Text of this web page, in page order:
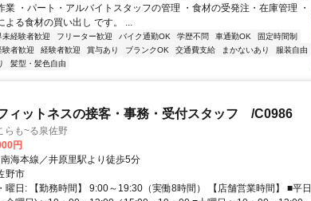
業 ・パート・アルバイトスタッフの管理 ・食材の受発注・在庫管理 ・
よる食材の買い出し です。 ...
未経験者歓迎 フリーター歓迎 バイク通勤OK 学歴不問 車通勤OK
固定時間制
験者歓迎 経験者歓迎 賞与あり ブランクOK 交通費支給 まかないあり
服装自由
髪型・髪色自由
ィットネスの接客・事務・受付スタッフ /C0986
らも~る泉佐野
円
アクセス: 南海本線／井原里駅より徒歩5分
野市
曜日: 【勤務時間】 9:00～19:30（実働8時間） 【店舗営業時間】 ■平日